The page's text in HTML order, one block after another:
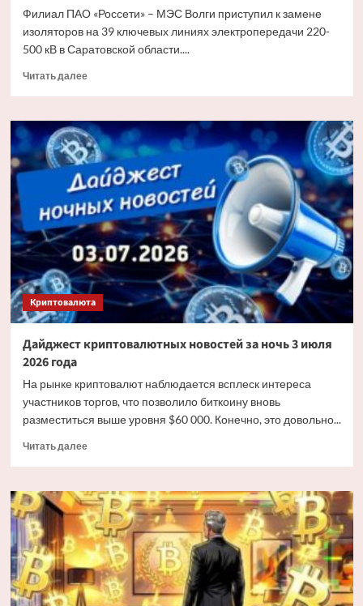
Филиал ПАО «Россети» – МЭС Волги приступил к замене
изоляторов на 39 ключевых линиях электропередачи 220-
500 кВ в Саратовской области....
Читать далееПрочитать
«Россети»
заменят
более
6
тыс.
изоляторов
на
основных
энерготранзитах
Саратовской
области
Криптовалюта
Дайджест криптовалютных новостей за ночь 3 июля
2026 года
На рынке криптовалют наблюдается всплеск интереса
участников торгов, что позволило биткоину вновь
разместиться выше уровня $60 000. Конечно, это довольно...
Читать далееПрочитать
Дайджест
криптовалютных
новостей
за
ночь
3
июля
2026